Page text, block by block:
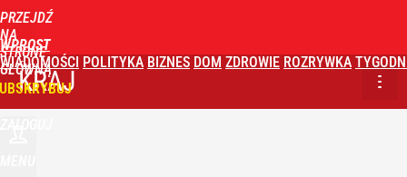
PRZEJDŹ
NA
STRONĘ
GŁÓWNĄ
WPROST
WIADOMOŚCI POLITYKA BIZNES DOM ZDROWIE ROZRYWKA
KRAJ